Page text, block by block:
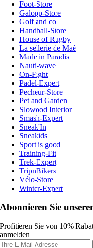
Foot-Store
Galopp-Store
Golf and co
Handball-Store
House of Rugby
La sellerie de Maé
Made in Paradis
Nauti-wave
On-Fight
Padel-Expert
Pecheur-Store
Pet and Garden
Slowood Interior
Smash-Expert
Sneak'In
Sneakids
Sport is good
Training-Fit
Trek-Expert
TripnBikers
Vélo-Store
Winter-Expert
Abonnieren Sie
Profitieren Sie von 10%
anmelden